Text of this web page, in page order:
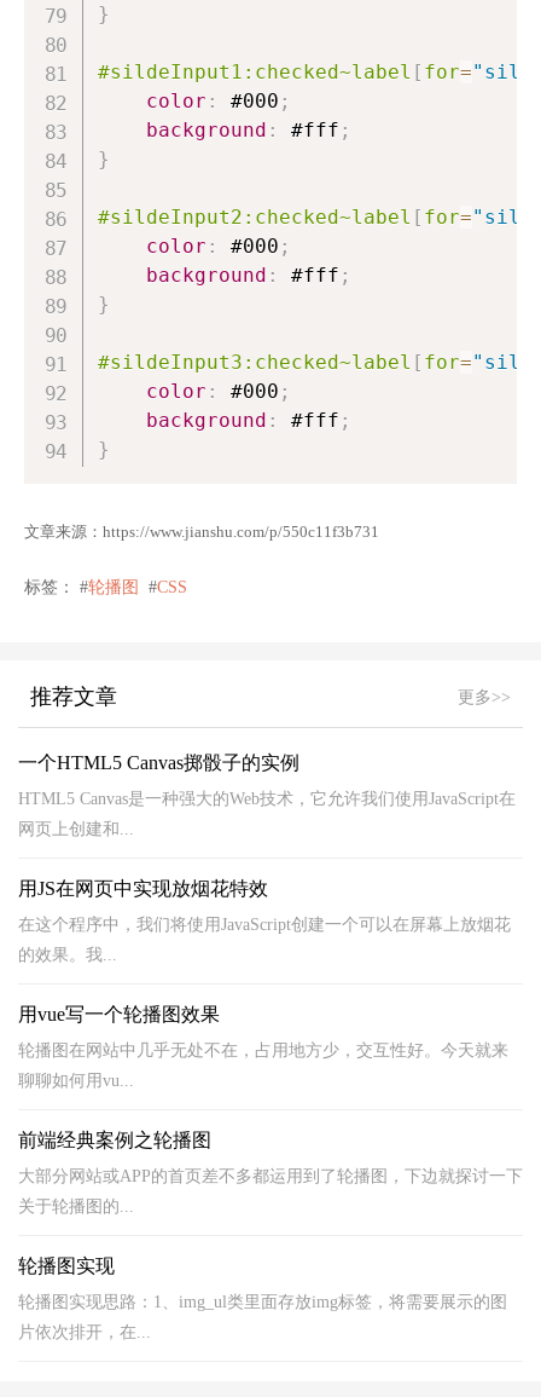
}
#sildeInput1 :checked~label [ for=
color : #000 ;
background : #fff ;
}
#sildeInput2 :checked~label [ for=
color : #000 ;
background : #fff ;
}
#sildeInput3 :checked~label [ for=
color : #000 ;
background : #fff ;
}
文章来源： https://www.jianshu.com/p/550c11f3b731
标签： #轮播图 #CSS
推荐文章 更多>>
一个HTML5 Canvas掷骰子的实例
HTML5 Canvas是一种强大的Web技术，它允许我们使用JavaScript在
网页上创建和...
用JS在网页中实现放烟花特效
在这个程序中，我们将使用JavaScript创建一个可以在屏幕上放烟花
的效果。我...
用vue写一个轮播图效果
轮播图在网站中几乎无处不在，占用地方少，交互性好。今天就来
聊聊如何用vu...
前端经典案例之轮播图
大部分网站或APP的首页差不多都运用到了轮播图，下边就探讨一下
关于轮播图的...
轮播图实现
轮播图实现思路：1、img_ul类里面存放img标签，将需要展示的图
片依次排开，在...